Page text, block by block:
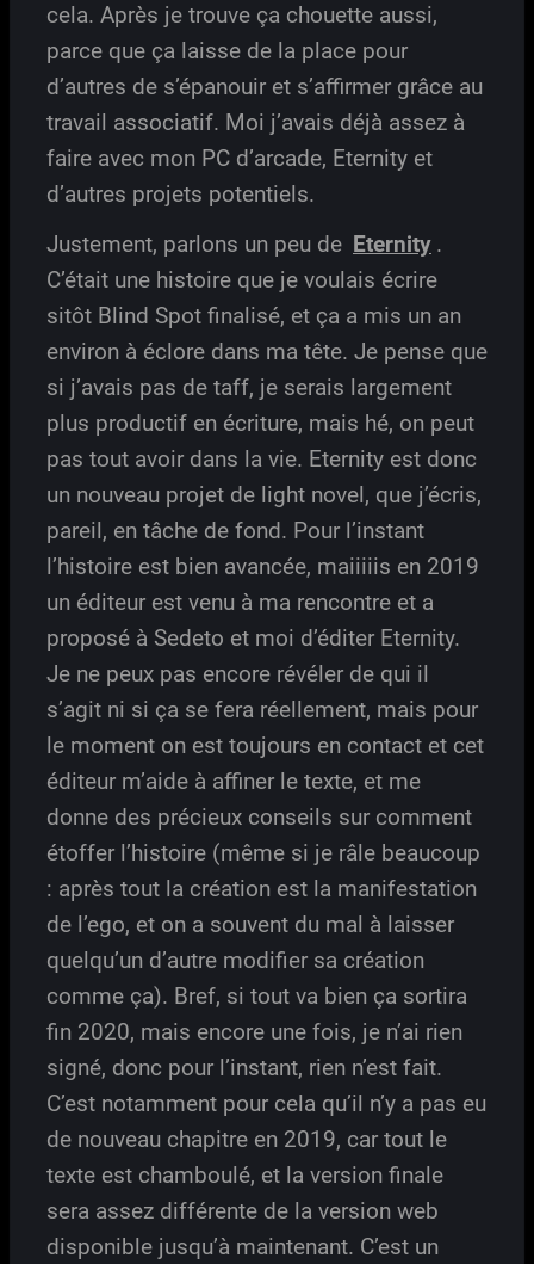
cela. Après je trouve ça chouette aussi,
parce que ça laisse de la place pour
d’autres de s’épanouir et s’affirmer grâce au
travail associatif. Moi j’avais déjà assez à
faire avec mon PC d’arcade, Eternity et
d’autres projets potentiels.
Justement, parlons un peu de Eternity .
C’était une histoire que je voulais écrire
sitôt Blind Spot finalisé, et ça a mis un an
environ à éclore dans ma tête. Je pense que
si j’avais pas de taff, je serais largement
plus productif en écriture, mais hé, on peut
pas tout avoir dans la vie. Eternity est donc
un nouveau projet de light novel, que j’écris,
pareil, en tâche de fond. Pour l’instant
l’histoire est bien avancée, maiiiiis en 2019
un éditeur est venu à ma rencontre et a
proposé à Sedeto et moi d’éditer Eternity.
Je ne peux pas encore révéler de qui il
s’agit ni si ça se fera réellement, mais pour
le moment on est toujours en contact et cet
éditeur m’aide à affiner le texte, et me
donne des précieux conseils sur comment
étoffer l’histoire (même si je râle beaucoup
: après tout la création est la manifestation
de l’ego, et on a souvent du mal à laisser
quelqu’un d’autre modifier sa création
comme ça). Bref, si tout va bien ça sortira
fin 2020, mais encore une fois, je n’ai rien
signé, donc pour l’instant, rien n’est fait.
C’est notamment pour cela qu’il n’y a pas eu
de nouveau chapitre en 2019, car tout le
texte est chamboulé, et la version finale
sera assez différente de la version web
disponible jusqu’à maintenant. C’est un